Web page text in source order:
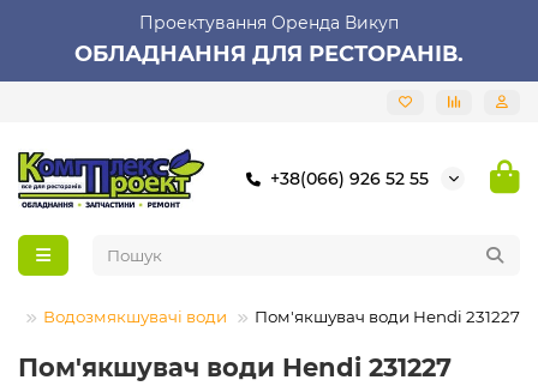
Проектування Оренда Викуп
ОБЛАДНАННЯ ДЛЯ РЕСТОРАНІВ.
+38(066) 926 52 55
Водозмякшувачі води Пом'якшувач води Hendi 231227
Пом'якшувач води Hendi 231227